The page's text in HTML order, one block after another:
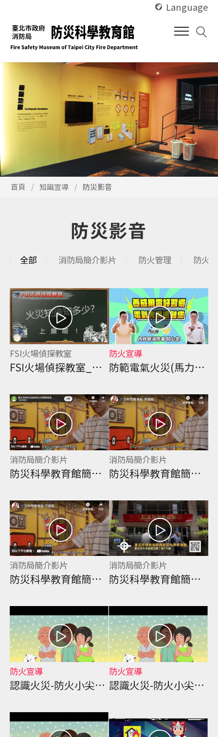
內
快
捷
Language
使
首頁 知識宣導 防災影音
防災影音
全部 消防局簡介影片 防火管理 防火
FSI火場偵探教室
FSI火場偵探教室_煮水乾燒起火
防火宣導
防範電氣火災(馬力歐篇)
消防局簡介影片
防災科學教育館簡介(防災探索)-台語版
消防局簡介影片
防災科學教育館簡介(防災探索)-英語版
消防局簡介影片
防災科學教育館簡介(防災探索)-日語版
消防局簡介影片
防災科學教育館簡介國語版(防災探索)
防火宣導
認識火災-防火小尖兵 5分鐘國語版
防火宣導
認識火災-防火小尖兵 5分鐘臺語版